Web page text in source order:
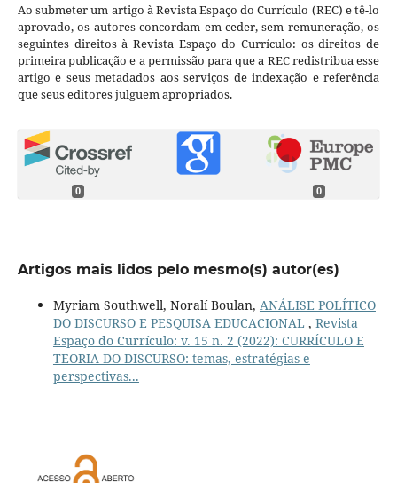
Ao submeter um artigo à Revista Espaço do Currículo (REC) e tê-lo
aprovado, os autores concordam em ceder, sem remuneração, os
seguintes direitos à Revista Espaço do Currículo: os direitos de
primeira publicação e a permissão para que a REC redistribua esse
artigo e seus metadados aos serviços de indexação e referência
que seus editores julguem apropriados.
0 0
Artigos mais lidos pelo mesmo(s) autor(es)
Myriam Southwell, Noralí Boulan, ANÁLISE POLÍTICO
DO DISCURSO E PESQUISA EDUCACIONAL , Revista
Espaço do Currículo: v. 15 n. 2 (2022): CURRÍCULO E
TEORIA DO DISCURSO: temas, estratégias e
perspectivas...